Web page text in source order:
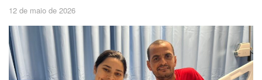
12 de maio de 2026